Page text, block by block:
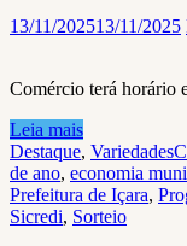
13/11/202513/11/2025
Comércio terá horário
Leia mais
Destaque, Variedades
de ano, economia
Prefeitura de Içara,
Sicredi, Sorteio